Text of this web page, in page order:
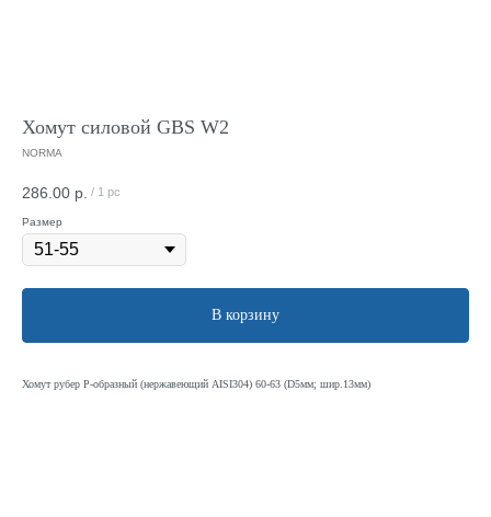
Хомут силовой GBS W2
NORMA
286.00 р. / 1 pc
Размер
В корзину
Хомут рубер Р-образный (нержавеющий AISI304) 60-63 (D5мм; шир.13мм)